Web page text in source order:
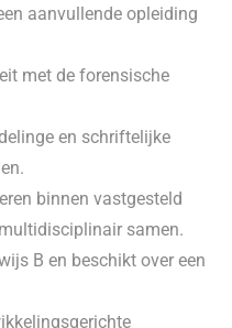
aanvullende opleiding
met de forensische
en schriftelijke
binnen vastgesteld
samen.
B en beschikt over een